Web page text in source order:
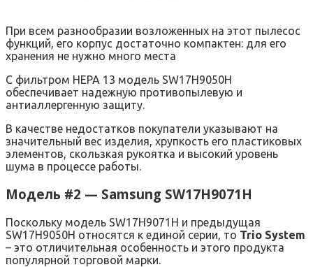
При всем разнообразии возложенных на этот пылесос
функций, его корпус достаточно компактен: для его
хранения не нужно много места
С фильтром НЕРА 13 модель SW17H9050H
обеспечивает надежную противопылевую и
антиаллергенную защиту.
В качестве недостатков покупатели указывают на
значительный вес изделия, хрупкость его пластиковых
элементов, скользкая рукоятка и высокий уровень
шума в процессе работы.
Модель #2 — Samsung SW17H9071H
Поскольку модель SW17H9071H и предыдущая
SW17H9050H относятся к единой серии, то Trio System
– это отличительная особенность и этого продукта
популярной торговой марки.